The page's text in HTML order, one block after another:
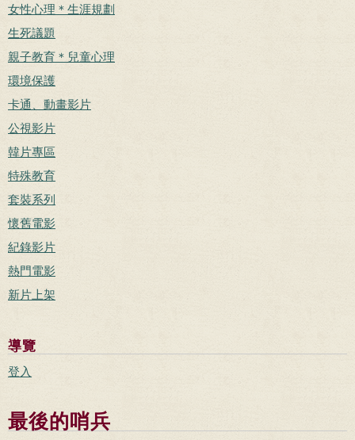
女性心理＊生涯規劃
生死議題
親子教育＊兒童心理
環境保護
卡通、動畫影片
公視影片
韓片專區
特殊教育
套裝系列
懷舊電影
紀錄影片
熱門電影
新片上架
導覽
登入
最後的哨兵